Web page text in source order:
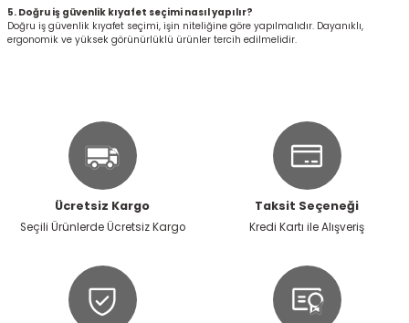
5. Doğru iş güvenlik kıyafet seçimi nasıl yapılır?
Doğru iş güvenlik kıyafet seçimi, işin niteliğine göre yapılmalıdır. Dayanıklı,
ergonomik ve yüksek görünürlüklü ürünler tercih edilmelidir.
Ücretsiz Kargo
Seçili Ürünlerde Ücretsiz Kargo
Taksit Seçeneği
Kredi Kartı ile Alışveriş